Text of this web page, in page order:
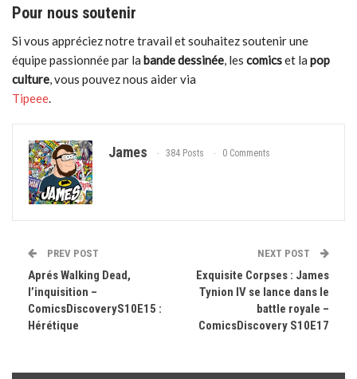
Pour nous soutenir
Si vous appréciez notre travail et souhaitez soutenir une
équipe passionnée par la bande dessinée, les comicset la pop
culture, vous pouvez nous aider via
Tipeee.
James 384 Posts 0 Comments
PREV POST
Aprés Walking Dead,
l’inquisition –
ComicsDiscoveryS10E15 :
Hérétique
NEXT POST
Exquisite Corpses : James
Tynion IV se lance dans le
battle royale –
ComicsDiscovery S10E17